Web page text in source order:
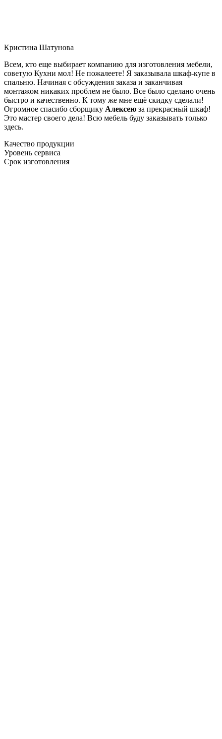
Кристина Шатунова
Всем, кто еще выбирает компанию для изготовления мебели,
советую Кухни мол! Не пожалеете! Я заказывала шкаф-купе в
спальню. Начиная с обсуждения заказа и заканчивая
монтажом никаких проблем не было. Все было сделано очень
быстро и качественно. К тому же мне ещё скидку сделали!
Огромное спасибо сборщику Алексею за прекрасный шкаф!
Это мастер своего дела! Всю мебель буду заказывать только
здесь.
Качество продукции
Уровень сервиса
Срок изготовления